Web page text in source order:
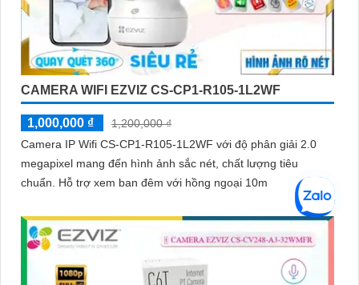
CAMERA WIFI EZVIZ CS-CP1-R105-1L2WF
1,000,000 ₫
1,200,000 ₫
Camera IP Wifi CS-CP1-R105-1L2WF với độ phân giải 2.0
megapixel mang đến hình ảnh sắc nét, chất lượng tiêu
chuẩn. Hỗ trợ xem ban đêm với hồng ngoại 10m